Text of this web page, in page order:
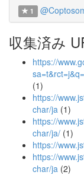
1
収集済み
https://
(1)
https://
char/ja (1)
https://
char/ja/ (1)
https://
https://
char/ja (2)